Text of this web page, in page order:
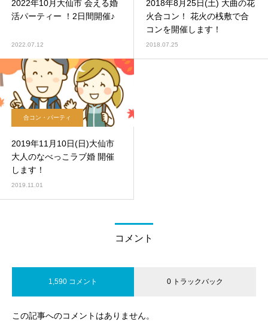
2022年10月大仙市 会える婚
活パーティー ！2日間開催♪
2022.07.12
2018年8月25日(土) 大曲の花
火合コン！ 花火の桟敷で合
コンを開催します！
2018.07.25
合コン・パーティ
2019年11月10日(日)大仙市
大人のなべっこラブ婚 開催
します！
2019.11.01
コメント
1,590 コメント 0 トラックバック
この記事へのコメントはありません。